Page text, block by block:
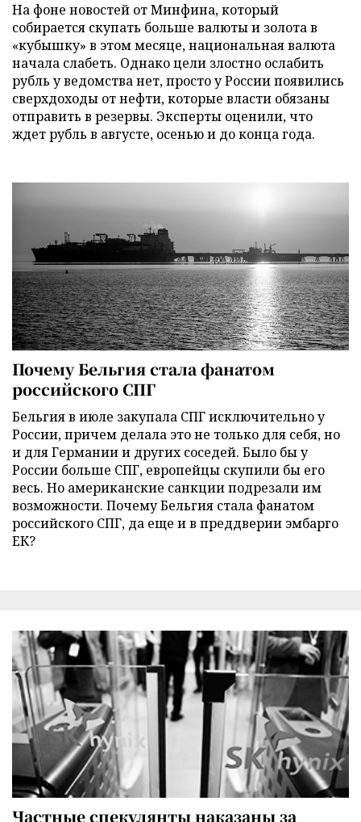
На фоне новостей от Минфина, который
собирается скупать больше валюты и золота в
«кубышку» в этом месяце, национальная валюта
начала слабеть. Однако цели злостно ослабить
рубль у ведомства нет, просто у России появились
сверхдоходы от нефти, которые власти обязаны
отправить в резервы. Эксперты оценили, что
ждет рубль в августе, осенью и до конца года.
Почему Бельгия стала фанатом
российского СПГ
Бельгия в июле закупала СПГ исключительно у
России, причем делала это не только для себя, но
и для Германии и других соседей. Было бы у
России больше СПГ, европейцы скупили бы его
весь. Но американские санкции подрезали им
возможности. Почему Бельгия стала фанатом
российского СПГ, да еще и в преддверии эмбарго
ЕК?
Частные спекулянты наказаны за